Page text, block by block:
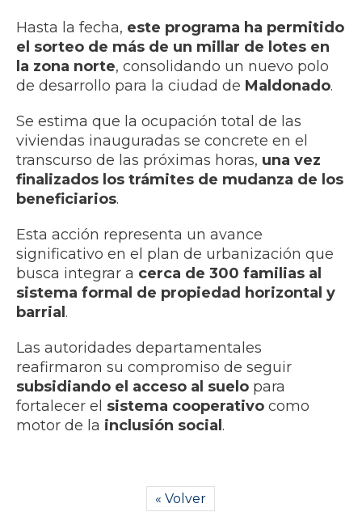
Hasta la fecha, este programa ha permitido
el sorteo de más de un millar de lotes en
la zona norte, consolidando un nuevo polo
de desarrollo para la ciudad de Maldonado.
Se estima que la ocupación total de las
viviendas inauguradas se concrete en el
transcurso de las próximas horas, una vez
finalizados los trámites de mudanza de los
beneficiarios.
Esta acción representa un avance
significativo en el plan de urbanización que
busca integrar a cerca de 300 familias al
sistema formal de propiedad horizontal y
barrial.
Las autoridades departamentales
reafirmaron su compromiso de seguir
subsidiando el acceso al suelo para
fortalecer el sistema cooperativo como
motor de la inclusión social.
« Volver